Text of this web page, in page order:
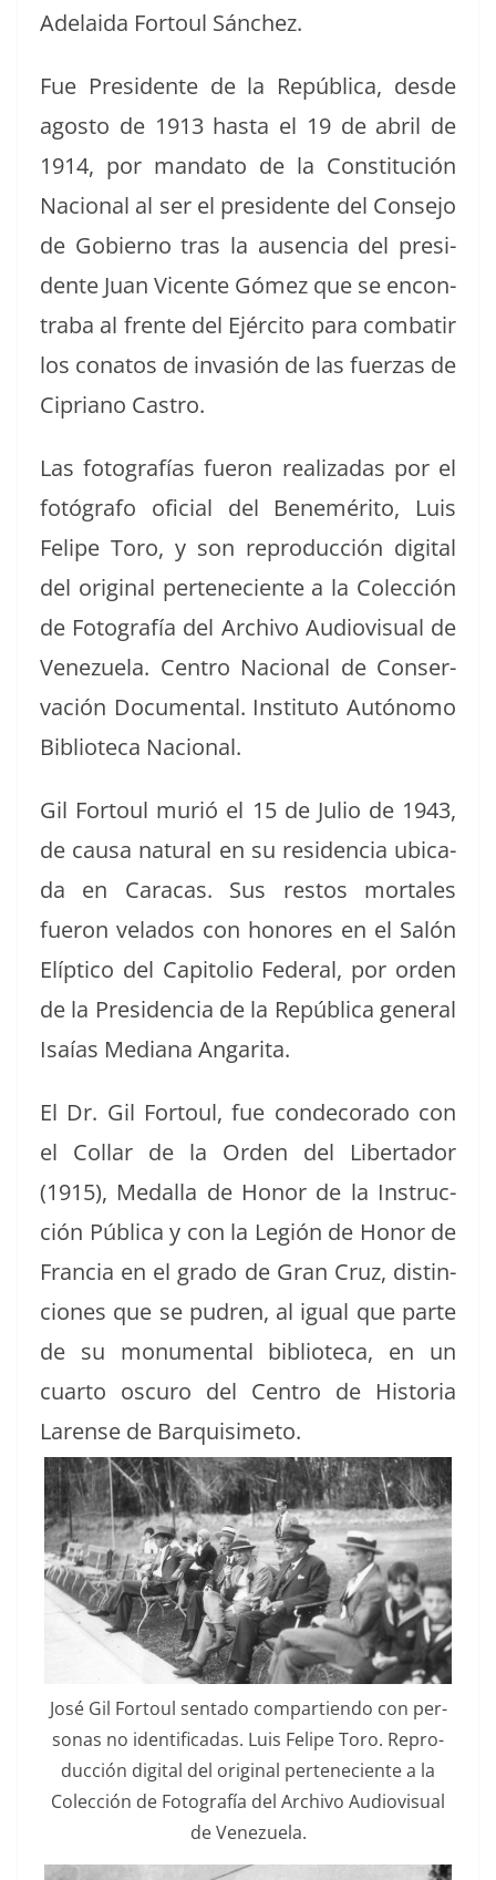
Ade­lai­da For­toul Sánchez.
Fue Pres­i­dente de la Repúbli­ca, des­de
agos­to de 1913 has­ta el 19 de abril de
1914, por manda­to de la Con­sti­tu­ción
Nacional al ser el pres­i­dente del Con­se­jo
de Gob­ier­no tras la ausen­cia del pres­i­
dente Juan Vicente Gómez que se encon­
tra­ba al frente del Ejérci­to para com­bat­ir
los conatos de invasión de las fuerzas de
Cipri­ano Castro.
Las fotografías fueron real­izadas por el
fotó­grafo ofi­cial del Ben­eméri­to, Luis
Felipe Toro, y son repro­duc­ción dig­i­tal
del orig­i­nal perteneciente a la Colec­ción
de Fotografía del Archi­vo Audio­vi­su­al de
Venezuela. Cen­tro Nacional de Con­ser­
vación Doc­u­men­tal. Insti­tu­to Autónomo
Bib­liote­ca Nacional.
Gil For­toul murió el 15 de Julio de 1943,
de causa nat­ur­al en su res­i­den­cia ubi­ca­
da en Cara­cas. Sus restos mor­tales
fueron vela­dos con hon­ores en el Salón
Elíp­ti­co del Capi­to­lio Fed­er­al, por orden
de la Pres­i­den­cia de la Repúbli­ca gen­er­al
Isaías Medi­ana Angarita.
El Dr. Gil For­toul, fue con­dec­o­ra­do con
el Col­lar de la Orden del Lib­er­ta­dor
(1915), Medal­la de Hon­or de la Instruc­
ción Públi­ca y con la Legión de Hon­or de
Fran­cia en el gra­do de Gran Cruz, dis­tin­
ciones que se pudren, al igual que parte
de su mon­u­men­tal bib­liote­ca, en un
cuar­to oscuro del Cen­tro de His­to­ria
Larense de Barquisimeto.
José Gil For­toul sen­ta­do com­par­tien­do con per­
sonas no iden­ti­fi­cadas. Luis Felipe Toro. Repro­
duc­ción dig­i­tal del orig­i­nal perteneciente a la
Colec­ción de Fotografía del Archi­vo Audio­vi­su­al
de Venezuela.